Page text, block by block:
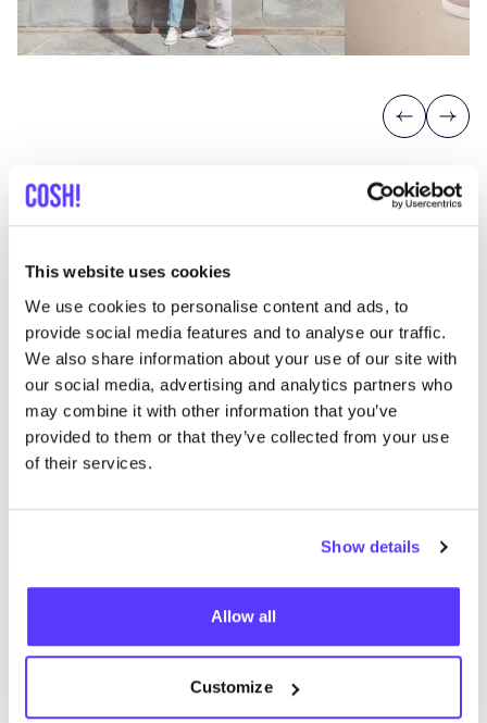
This website uses cookies
We use cookies to personalise content and ads, to
provide social media features and to analyse our traffic.
We also share information about your use of our site with
our social media, advertising and analytics partners who
may combine it with other information that you’ve
provided to them or that they’ve collected from your use
of their services.
Show details
Allow all
Customize
Previous
Next
Descubra dónde comprar
Beflamboyant
Muestra todas las 1 tiendas
Rúa Pintor Luis Seoane N°1, Pontevedra